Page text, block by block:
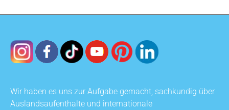
Wir haben es uns zur Aufgabe gemacht, sachkundig über
Auslandsaufenthalte und internationale